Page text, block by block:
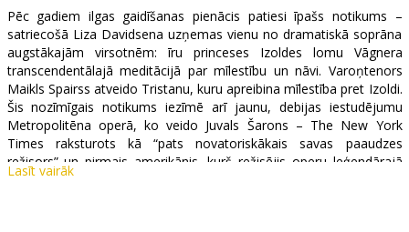
Kino
Klubs
Pēc gadiem ilgas gaidīšanas pienācis patiesi īpašs notikums –
satriecošā Liza Davidsena uzņemas vienu no dramatiskā soprāna
augstākajām virsotnēm: īru princeses Izoldes lomu Vāgnera
transcendentālajā meditācijā par mīlestību un nāvi. Varoņtenors
Maikls Spairss atveido Tristanu, kuru apreibina mīlestība pret Izoldi.
Šis nozīmīgais notikums iezīmē arī jaunu, debijas iestudējumu
Metropolitēna operā, ko veido Juvals Šarons – The New York
Times raksturots kā “pats novatoriskākais savas paaudzes
režisors” un pirmais amerikānis, kurš režisējis operu leģendārajā
Vāgnera festivālā Baireitā. Tas būs arī MET muzikālā direktora
Lasīt vairāk